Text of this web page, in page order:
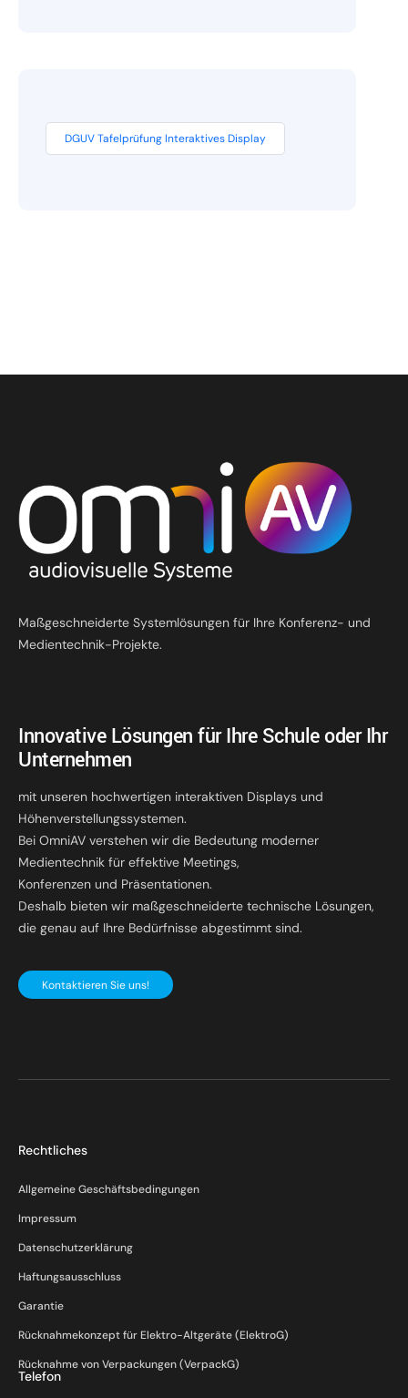
DGUV Tafelprüfung Interaktives Display
Maßgeschneiderte Systemlösungen für Ihre Konferenz- und
Medientechnik-Projekte.
Innovative Lösungen für Ihre Schule oder Ihr
Unternehmen
mit unseren hochwertigen interaktiven Displays und
Höhenverstellungssystemen.
Bei OmniAV verstehen wir die Bedeutung moderner
Medientechnik für effektive Meetings,
Konferenzen und Präsentationen.
Deshalb bieten wir maßgeschneiderte technische Lösungen,
die genau auf Ihre Bedürfnisse abgestimmt sind.
Kontaktieren Sie uns!
Rechtliches
Allgemeine Geschäftsbedingungen
Impressum
Datenschutzerklärung
Haftungsausschluss
Garantie
Rücknahmekonzept für Elektro-Altgeräte (ElektroG)
Rücknahme von Verpackungen (VerpackG)
Telefon